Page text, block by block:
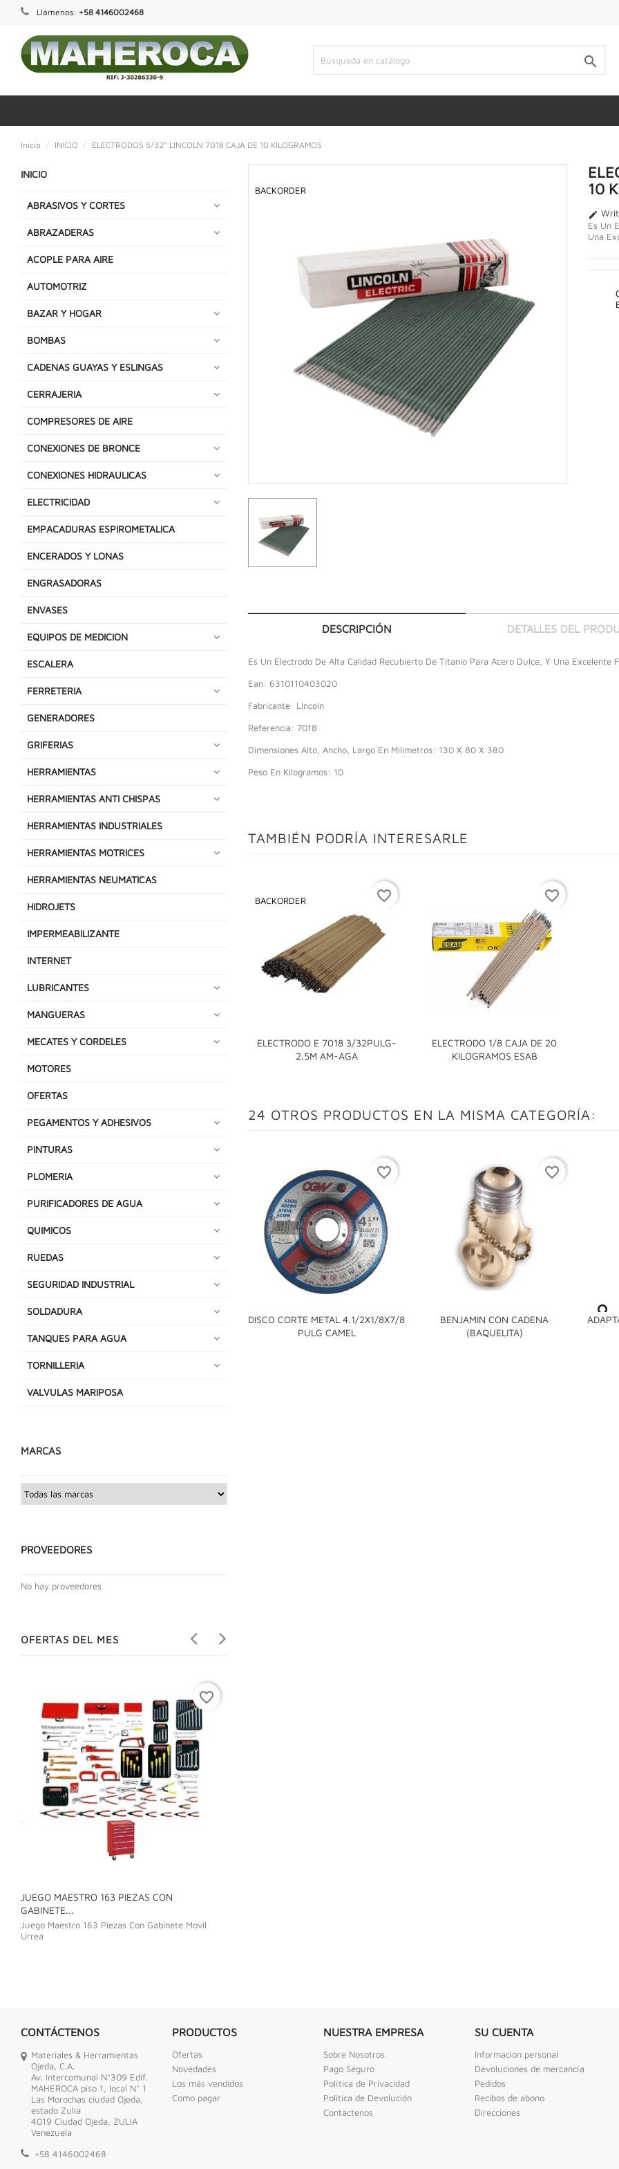
Llámenos: +58 4146002468

Inicio INICIO ELECTRODOS 5/32" LINCOLN 7018 CAJA DE 10 KILOGRAMOS
INICIO
ABRASIVOS Y CORTES
ABRAZADERAS
ACOPLE PARA AIRE
AUTOMOTRIZ
BAZAR Y HOGAR
BOMBAS
CADENAS GUAYAS Y ESLINGAS
CERRAJERIA
COMPRESORES DE AIRE
CONEXIONES DE BRONCE
CONEXIONES HIDRAULICAS
ELECTRICIDAD
EMPACADURAS ESPIROMETALICA
ENCERADOS Y LONAS
ENGRASADORAS
ENVASES
EQUIPOS DE MEDICION
ESCALERA
FERRETERIA
GENERADORES
GRIFERIAS
HERRAMIENTAS
HERRAMIENTAS ANTI CHISPAS
HERRAMIENTAS INDUSTRIALES
HERRAMIENTAS MOTRICES
HERRAMIENTAS NEUMATICAS
HIDROJETS
IMPERMEABILIZANTE
INTERNET
LUBRICANTES
MANGUERAS
MECATES Y CORDELES
MOTORES
OFERTAS
PEGAMENTOS Y ADHESIVOS
PINTURAS
PLOMERIA
PURIFICADORES DE AGUA
QUIMICOS
RUEDAS
SEGURIDAD INDUSTRIAL
SOLDADURA
TANQUES PARA AGUA
TORNILLERIA
VALVULAS MARIPOSA
MARCAS
PROVEEDORES
No hay proveedores
OFERTAS DEL MES
JUEGO MAESTRO 163 PIEZAS CON
GABINETE...
Juego Maestro 163 Piezas Con Gabinete Movil
Urrea
favorite_border
BACKORDER
10

Es Un
Una
DESCRIPCIÓN DETALLES DEL
Es Un Electrodo De Alta Calidad Recubierto De Titanio Para Acero Dulce, Y Una Excelente
Ean: 6310110403020
Fabricante: Lincoln
Referencia: 7018
Dimensiones Alto, Ancho, Largo En Milimetros: 130 X 80 X 380
Peso En Kilogramos: 10
TAMBIÉN PODRÍA INTERESARLE
ELECTRODO E 7018 3/32PULG-
2.5M AM-AGA
BACKORDER

favorite_border
ELECTRODO 1/8 CAJA DE 20
KILOGRAMOS ESAB

favorite_border
24 OTROS PRODUCTOS EN LA MISMA CATEGORÍA:
DISCO CORTE METAL 4.1/2X1/8X7/8
PULG CAMEL

favorite_border
BENJAMIN CON CADENA
(BAQUELITA)

favorite_border
CONTÁCTENOS
Materiales & Herramientas
Ojeda, C.A.
Av. Intercomunal N°309 Edif.
MAHEROCA piso 1, local N° 1
Las Morochas ciudad Ojeda,
estado Zulia
4019 Ciudad Ojeda, ZULIA
Venezuela
+58 4146002468
PRODUCTOS
Ofertas
Novedades
Los más vendidos
Como pagar
NUESTRA EMPRESA
Sobre Nosotros
Pago Seguro
Política de Privacidad
Politica de Devolución
Contáctenos
SU CUENTA
Información personal
Devoluciones de mercancía
Pedidos
Recibos de abono
Direcciones